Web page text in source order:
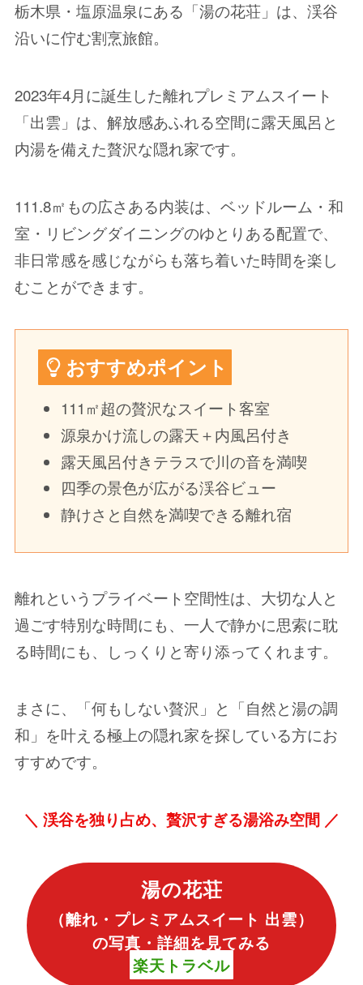
栃木県・塩原温泉にある「湯の花荘」は、渓谷
沿いに佇む割烹旅館。
2023年4月に誕生した離れプレミアムスイート
「出雲」は、解放感あふれる空間に露天風呂と
内湯を備えた贅沢な隠れ家です。
111.8㎡もの広さある内装は、ベッドルーム・和
室・リビングダイニングのゆとりある配置で、
非日常感を感じながらも落ち着いた時間を楽し
むことができます。
おすすめポイント
111㎡超の贅沢なスイート客室
源泉かけ流しの露天＋内風呂付き
露天風呂付きテラスで川の音を満喫
四季の景色が広がる渓谷ビュー
静けさと自然を満喫できる離れ宿
離れというプライベート空間性は、大切な人と
過ごす特別な時間にも、一人で静かに思索に耽
る時間にも、しっくりと寄り添ってくれます。
まさに、「何もしない贅沢」と「自然と湯の調
和」を叶える極上の隠れ家を探している方にお
すすめです。
＼ 渓谷を独り占め、贅沢すぎる湯浴み空間 ／
湯の花荘
（離れ・プレミアムスイート 出雲）
の写真・詳細を見てみる
楽天トラベル